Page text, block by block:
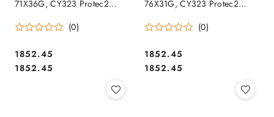
71X36G, CY323 Protec2
(0)
Cena:
1852.45
Cena:
1852.45
76X31G, CY323 Protec2
(0)
Cena:
1852.45
Cena:
1852.45